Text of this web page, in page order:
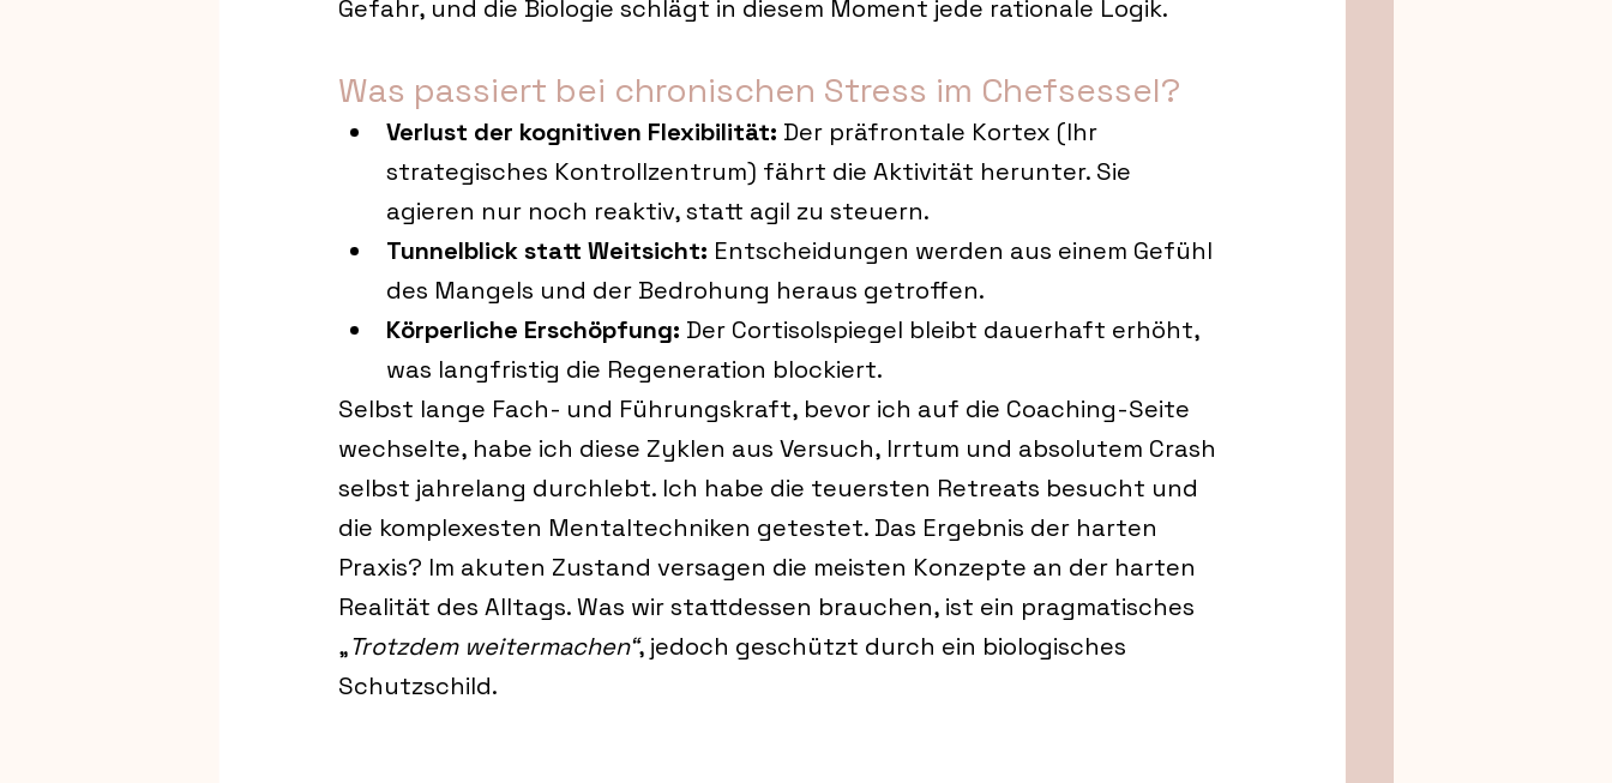
Gefahr, und die Biologie schlägt in diesem Moment jede rationale Logik.
Was passiert bei chronischen Stress im Chefsessel?
Verlust der kognitiven Flexibilität: Der präfrontale Kortex (Ihr
strategisches Kontrollzentrum) fährt die Aktivität herunter. Sie
agieren nur noch reaktiv, statt agil zu steuern.
Tunnelblick statt Weitsicht: Entscheidungen werden aus einem Gefühl
des Mangels und der Bedrohung heraus getroffen.
Körperliche Erschöpfung: Der Cortisolspiegel bleibt dauerhaft erhöht,
was langfristig die Regeneration blockiert.
Selbst lange Fach- und Führungskraft, bevor ich auf die Coaching-Seite
wechselte, habe ich diese Zyklen aus Versuch, Irrtum und absolutem Crash
selbst jahrelang durchlebt. Ich habe die teuersten Retreats besucht und
die komplexesten Mentaltechniken getestet. Das Ergebnis der harten
Praxis? Im akuten Zustand versagen die meisten Konzepte an der harten
Realität des Alltags. Was wir stattdessen brauchen, ist ein pragmatisches
„Trotzdem weitermachen“, jedoch geschützt durch ein biologisches
Schutzschild.